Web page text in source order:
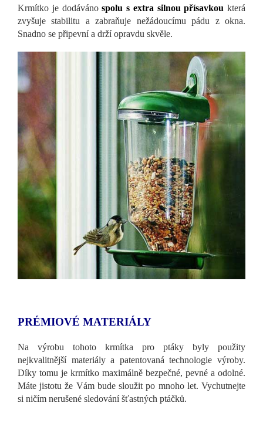
Krmítko je dodávánospolu s extra silnou přísavkou která
zvyšuje stabilitu a zabraňuje nežádoucímu pádu z okna.
Snadno se připevní a drží opravdu skvěle.
PRÉMIOVÉ MATERIÁLY
Na výrobu tohoto krmítka pro ptáky byly použity
nejkvalitnější materiály a patentovaná technologie výroby.
Díky tomu je krmítko maximálně bezpečné, pevné a odolné.
Máte jistotu že Vám bude sloužit po mnoho let. Vychutnejte
si ničím nerušené sledování šťastných ptáčků.